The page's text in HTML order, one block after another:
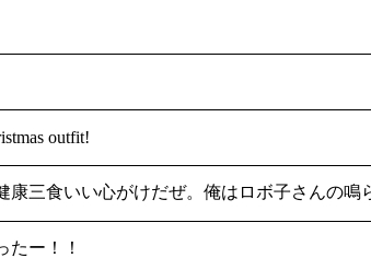
outfit!
康三食いい心がけだぜ。俺はロボ子さんの鳴
たー！！